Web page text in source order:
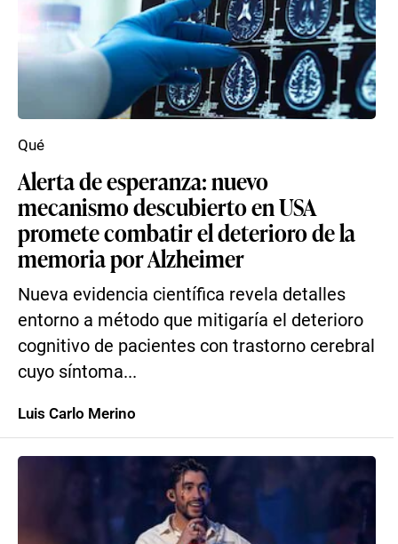
Alerta de esperanza: nuevo
mecanismo descubierto en USA
promete combatir el deterioro de la
memoria por Alzheimer
Nueva evidencia científica revela detalles
entorno a método que mitigaría el deterioro
cognitivo de pacientes con trastorno cerebral
cuyo síntoma...
Qué
Luis Carlo Merino